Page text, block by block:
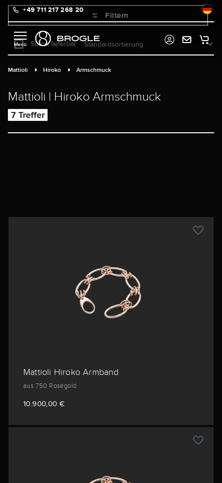
springen
+49 711 217 268 20
Mattioli Hiroko Armschmuck
Mattioli | Hiroko Armschmuck
7 Treffer
Filtern
Sofort lieferbar
Mattioli Hiroko Armband
aus 750 Roségold
10.900,00 €